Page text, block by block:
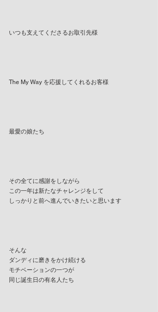
いつも支えてくださるお取引先様
The My Way を応援してくれるお客様
最愛の娘たち
その全てに感謝をしながら
この一年は新たなチャレンジをして
しっかりと前へ進んでいきたいと思います
そんな
ダンディに磨きをかけ続ける
モチベーションの一つが
同じ誕生日の有名人たち